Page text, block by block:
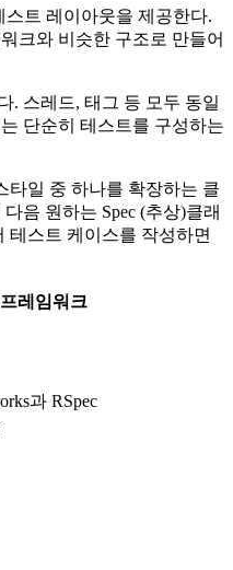
스트 레이아웃을 제공한다.
크와 비슷한 구조로 만들어
. 스레드, 태그 등 모두 동일
단순히 테스트를 구성하는
타일 중 하나를 확장하는 클
음 원하는 Spec (추상)클래
스트 케이스를 작성하면
레임워크
과 RSpec